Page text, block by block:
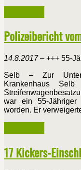
Polizeibericht
14.8.2017– +++ 55-
Selb – Zur
Krankenhaus
war ein 55-Jähriger
worden. Er
17 Kickers-